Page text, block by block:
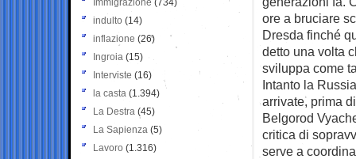
ore a bruciare
Dresda finché
detto una volta
sviluppa come
Intanto la
arrivate, prima
Belgorod
critica di
serve a
Immigrazione (734)
indulto (14)
inflazione (26)
Ingroia (15)
Interviste (16)
la casta (1.394)
La Destra (45)
La Sapienza (5)
Lavoro (1.316)